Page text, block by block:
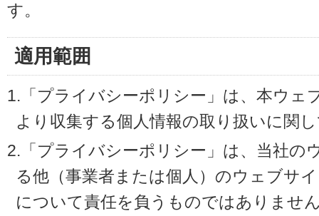
す。
適用範囲
1.「プライバシーポリシー」は、本ウェ
より収集する個人情報の取り扱いに関
2.「プライバシーポリシー」は、当社の
る他（事業者または個人）のウェブサ
について責任を負うものではありませ